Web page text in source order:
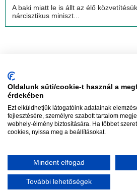
A baki miatt le is állt az élő
nárcisztikus miniszt...
Szerkesztőség:
Modi:
AdatvédelemImpresszum
2018
Oldalunk süti/cookie-t használ a
érdekében
Ezt elküldhetjük látogatóink adatainak
fejlesztésére, személyre szabott tartalom
webhely-élmény biztosítására. Ha többet
cookies, nyissa meg a beállításokat.
Mindent elfogad
További lehetőségek